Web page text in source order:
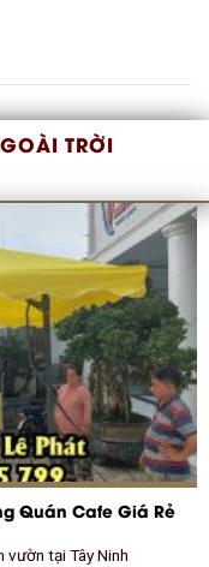
TRỜI
Quán Cafe Giá Rẻ
vườn tại Tây Ninh